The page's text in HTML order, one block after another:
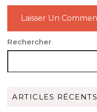
Rechercher
ARTICLES RÉCENTS